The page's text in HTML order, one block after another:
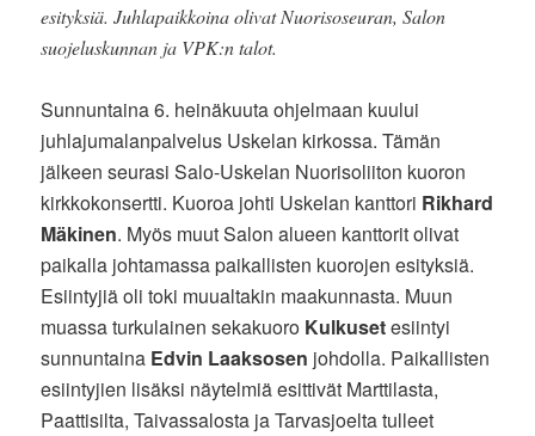
esityksiä. Juhlapaikkoina olivat Nuorisoseuran, Salon
suojeluskunnan ja VPK:n talot.
Sunnuntaina 6. heinäkuuta ohjelmaan kuului
juhlajumalanpalvelus Uskelan kirkossa. Tämän
jälkeen seurasi Salo-Uskelan Nuorisoliiton kuoron
kirkkokonsertti. Kuoroa johti Uskelan kanttori Rikhard
Mäkinen. Myös muut Salon alueen kanttorit olivat
paikalla johtamassa paikallisten kuorojen esityksiä.
Esiintyjiä oli toki muualtakin maakunnasta. Muun
muassa turkulainen sekakuoro Kulkusetesiintyi
sunnuntaina Edvin Laaksosen johdolla. Paikallisten
esiintyjien lisäksi näytelmiä esittivät Marttilasta,
Paattisilta, Taivassalosta ja Tarvasjoelta tulleet